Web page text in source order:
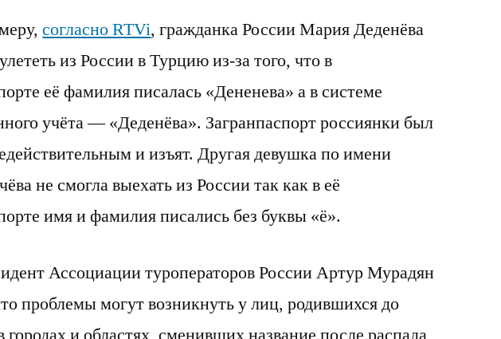
согласно RTVi, гражданка России Мария Деденёва
из России в Турцию из-за того, что в
её фамилия писалась «Дененева» а в системе
учёта — «Деденёва». Загранпаспорт россиянки был
и изъят. Другая девушка по имени
не смогла выехать из России так как в её
имя и фамилия писались без буквы «ё».
Ассоциации туроператоров России Артур Мурадян
проблемы могут возникнуть у лиц, родившихся до